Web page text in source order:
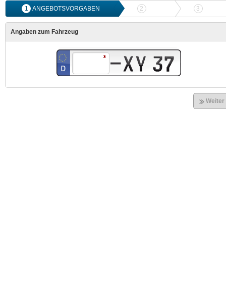
1 ANGEBOTSVORGABEN 2 ANGEBOTSVERGLEICH
3
Angaben zum Fahrzeug
Weiter